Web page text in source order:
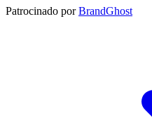
Patrocinado por BrandGhost